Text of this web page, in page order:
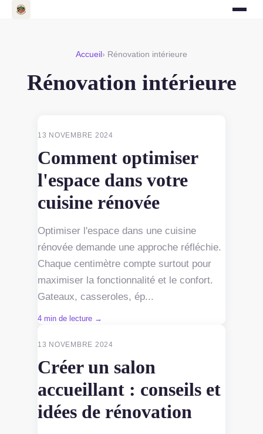
Accueil › Rénovation intérieure
Rénovation intérieure
13 NOVEMBRE 2024
Comment optimiser
l'espace dans votre
cuisine rénovée
Optimiser l'espace dans une cuisine
rénovée demande une approche réfléchie.
Chaque centimètre compte surtout pour
maximiser la fonctionnalité et le confort.
Gateaux, casseroles, ép...
4 min de lecture →
13 NOVEMBRE 2024
Créer un salon
accueillant : conseils et
idées de rénovation